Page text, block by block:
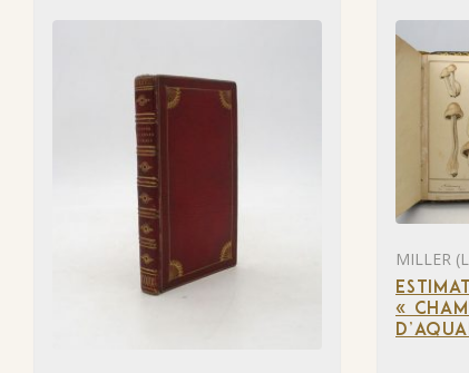
MILLER
«